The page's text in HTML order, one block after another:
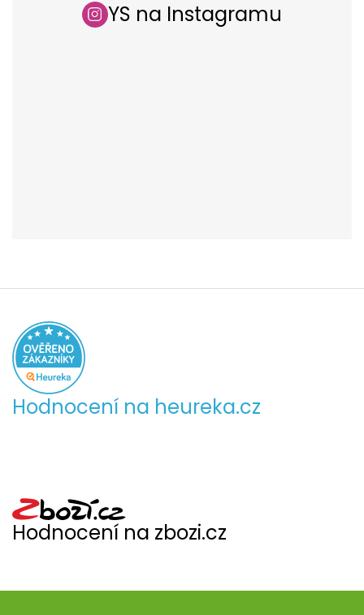
YS na Instagramu
Hodnocení na heureka.cz
Hodnocení na zbozi.cz